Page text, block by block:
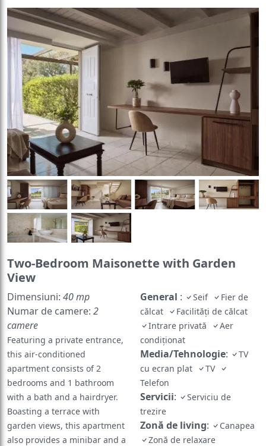
Two-Bedroom Maisonette with Garden
View
Dimensiuni: 40 mp
Numar de camere: 2
camere
Featuring a private entrance,
this air-conditioned
apartment consists of 2
bedrooms and 1 bathroom
with a bath and a hairdryer.
Boasting a terrace with
garden views, this apartment
also provides a minibar and a
General : Seif
Fier de
călcat
Facilităţi de călcat
Intrare privată
Aer
condiţionat
Media/Tehnologie:
TV
cu ecran plat
TV
Telefon
Servicii:
Serviciu de
trezire
Zonă de living:
Canapea
Zonă de relaxare